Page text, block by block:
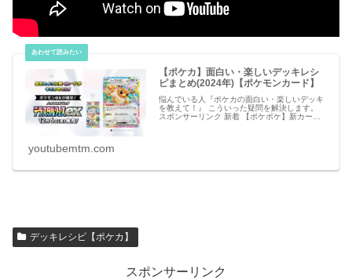
【ポケカ】面白い・楽しいデッキレシ
ピまとめ(2024年)【ポケモンカード】
悩んでいる人『ポケカの面白い・楽しいデッキ
を教えて！』 こういった疑問を解決します。
スポンサーリンク 新着 【ポケポケ】新カー
youtubemtm.com
デッキレシピ【ポケカ】
スポンサーリンク